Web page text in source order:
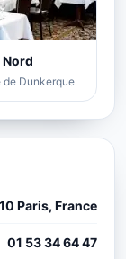
de Dunkerque
Paris, France
01 53 34 64 47